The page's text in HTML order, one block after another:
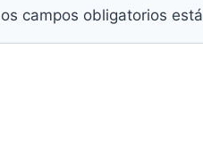
campos obligatorios